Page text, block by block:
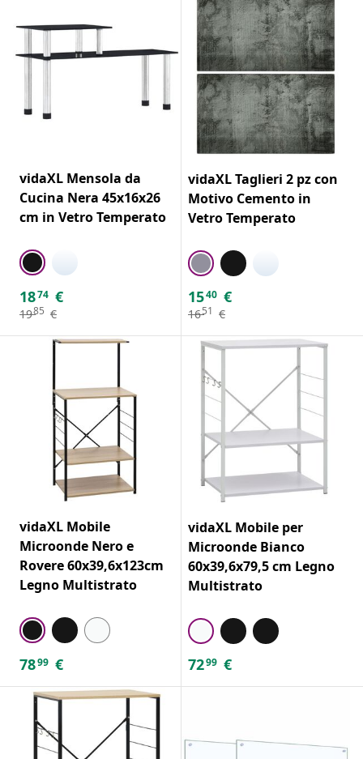
vidaXL Mensola da
Cucina Nera 45x16x26
cm in Vetro Temperato
1874 €
1985 €
vidaXL Taglieri 2 pz con
Motivo Cemento in
Vetro Temperato
1540 €
1651 €
vidaXL Mobile
Microonde Nero e
Rovere 60x39,6x123cm
Legno Multistrato
7899 €
vidaXL Mobile per
Microonde Bianco
60x39,6x79,5 cm Legno
Multistrato
7299 €